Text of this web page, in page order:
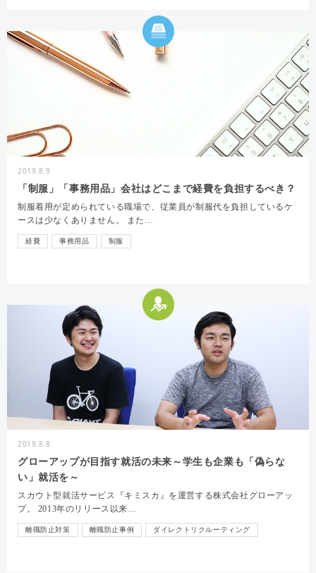
2019.8.9
「制服」「事務用品」会社はどこまで経費を負担するべき？
制服着用が定められている職場で、従業員が制服代を負担しているケ
ースは少なくありません。 また…
経費 事務用品 制服
2019.8.8
グローアップが目指す就活の未来～学生も企業も「偽らな
い」就活を～
スカウト型就活サービス『キミスカ』を運営する株式会社グローアッ
プ。 2013年のリリース以来…
離職防止対策 離職防止事例 ダイレクトリクルーティング